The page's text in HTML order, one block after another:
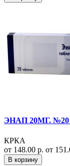
ЭНАП 20МГ. №20
КРКА
от 148.00 р. от
В корзину